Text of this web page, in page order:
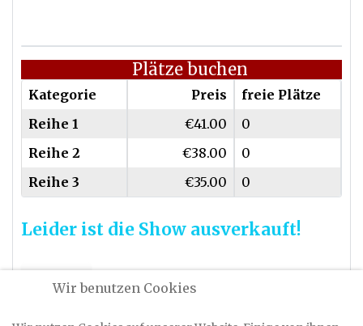
Plätze buchen
Kategorie Preis
freie Plätze
Reihe 1
€41.00
0
Reihe 2
€38.00
0
Reihe 3
€35.00 0
Leider ist die Show ausverkauft!
Wir benutzen Cookies